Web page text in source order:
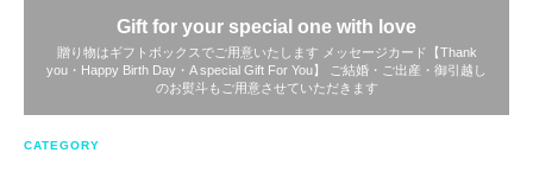
Gift for your special one with love
贈り物はギフトボックスでご用意いたします メッセージカード【Thank
you・Happy Birth Day・A special Gift For You】 ご結婚・ご出産・御引越し
のお熨斗もご用意させていただきます
CATEGORY